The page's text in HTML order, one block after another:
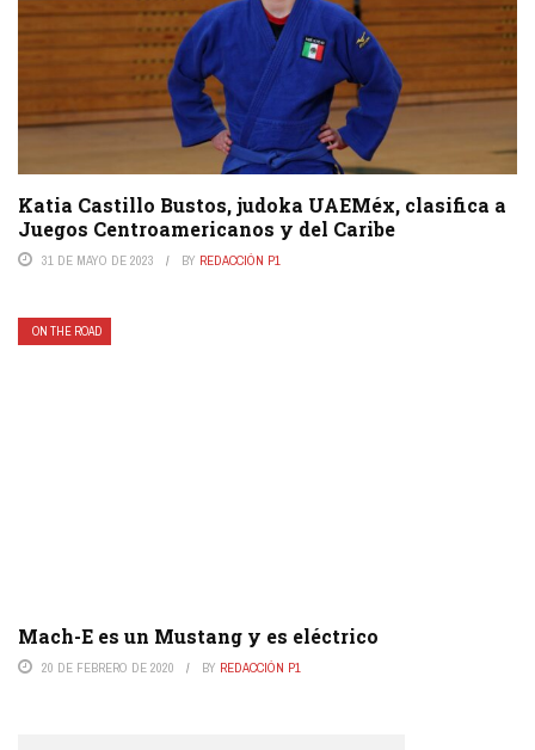
Katia Castillo Bustos, judoka UAEMéx, clasifica a
Juegos Centroamericanos y del Caribe
31 DE MAYO DE 2023 BY REDACCIÓN P1
ON THE ROAD
Mach-E es un Mustang y es eléctrico
20 DE FEBRERO DE 2020 BY REDACCIÓN P1